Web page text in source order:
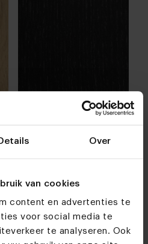
Details Over
van cookies
content en advertenties te
voor social media te
te analyseren. Ook